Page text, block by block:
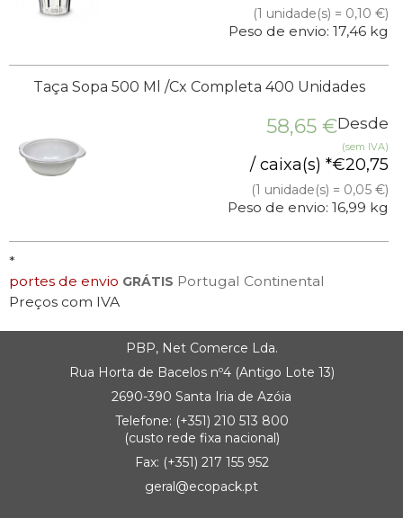
(1 unidade(s) = 0,10 €)
Peso de envio: 17,46 kg
Taça Sopa 500 Ml /Cx Completa 400 Unidades
Desde
58,65 €
(sem IVA)
20,75
€
/ caixa(s) *
(1 unidade(s) = 0,05 €)
Peso de envio: 16,99 kg
*
portes de envio GRÁTIS Portugal Continental
Preços com IVA
PBP, Net Comerce Lda.
Rua Horta de Bacelos nº4 (Antigo Lote 13)
2690-390 Santa Iria de Azóia
Telefone: (+351) 210 513 800
(custo rede fixa nacional)
Fax: (+351) 217 155 952
geral@ecopack.pt